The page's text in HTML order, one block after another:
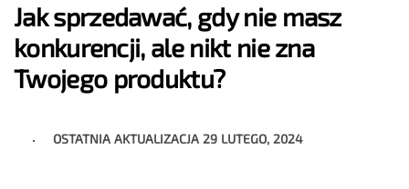
Jak sprzedawać, gdy nie masz
konkurencji, ale nikt nie zna
Twojego produktu?
OSTATNIA AKTUALIZACJA 29 LUTEGO, 2024